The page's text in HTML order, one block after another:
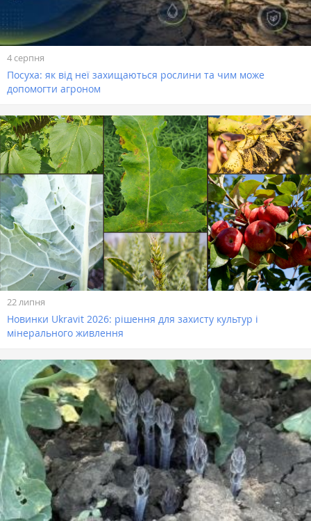
4 серпня
Посуха: як від неї захищаються рослини та чим може
допомогти агроном
22 липня
Новинки Ukravit 2026: рішення для захисту культур і
мінерального живлення